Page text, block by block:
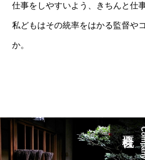
仕事をしやすいよう、きちんと仕
私どもはその統率をはかる監督や
か。